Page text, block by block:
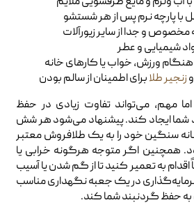
پارچه نرم پس از هر شستشو
و جدا از سایر زیورآلات
شیمیایی و عطر
ورزش، خواب یا کارهای خانه
زنجیر طلابرای اطمینان از سالم بودن
مهم، می‌تواند تفاوت زیادی در حفظ
شما ایجاد کند. پیشنهاد می‌شود هر شش
سنگین خود را به یک طلافروش معتبر
همچنین اگر متوجه هرگونه خرابی یا
به تعمیر کنید تا از گم شدن یا آسیب
در یک جعبه نگهداری مناسب
حفظ گردنبند شما کند.